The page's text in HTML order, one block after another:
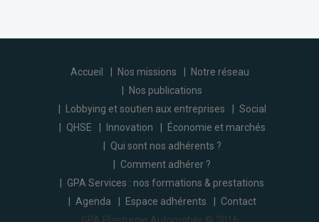
Accueil Nos missions
Notre réseau
Nos publications
Lobbying et soutien aux entreprises
Social
QHSE
Innovation
Économie et marchés
Qui sont nos adhérents ?
Comment adhérer ?
GPA Services : nos formations & prestations
Agenda
Espace adhérents
Contact